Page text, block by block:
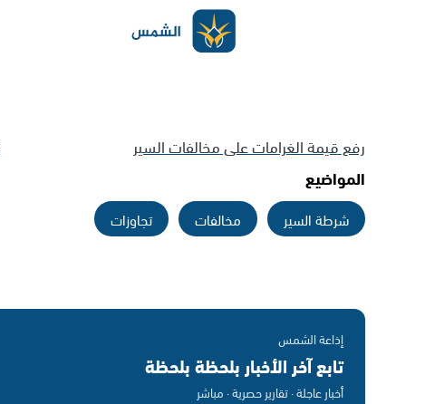
رفع قيمة الغرامات على مخالفات السير
المواضيع
شرطة السير مخالفات تجاوزات
إذاعة الشمس
تابع آخر الأخبار بلحظة بلحظة
أخبار عاجلة · تقارير حصرية · مباشر